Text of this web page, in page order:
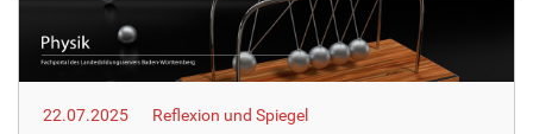
h
e
r
:
22.07.2025
Reflexion und Spiegel